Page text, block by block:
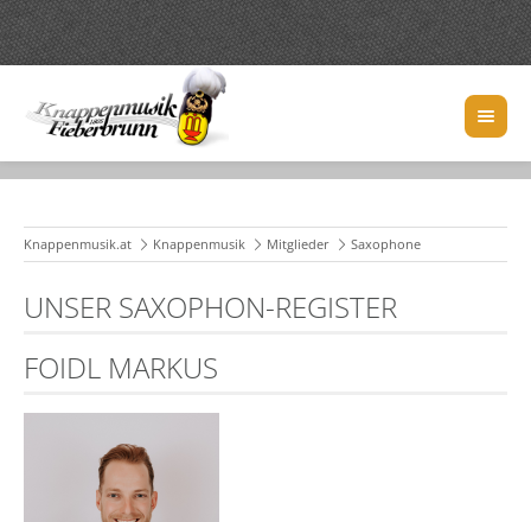
Knappenmusik.at Knappenmusik Mitglieder Saxophone
UNSER SAXOPHON-REGISTER
FOIDL MARKUS